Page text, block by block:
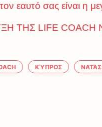
εαυτό σας είναι η
ΤΗΣ LIFE COACH
ΚΎΠΡΟΣ